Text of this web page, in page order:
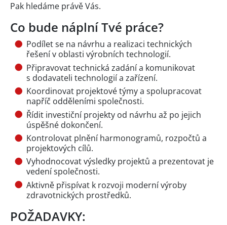
Pak hledáme právě Vás.
Co bude náplní Tvé práce?
Podílet se na návrhu a realizaci technických
řešení v oblasti výrobních technologií.
Připravovat technická zadání a komunikovat
s dodavateli technologií a zařízení.
Koordinovat projektové týmy a spolupracovat
napříč odděleními společnosti.
Řídit investiční projekty od návrhu až po jejich
úspěšné dokončení.
Kontrolovat plnění harmonogramů, rozpočtů a
projektových cílů.
Vyhodnocovat výsledky projektů a prezentovat je
vedení společnosti.
Aktivně přispívat k rozvoji moderní výroby
zdravotnických prostředků.
POŽADAVKY: